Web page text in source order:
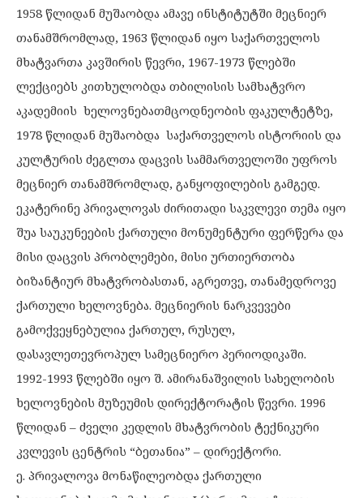
1958 წლიდან მუშაობდა ამავე ინსტიტუტში მეცნიერ
თანამშრომლად, 1963 წლიდან იყო საქართველოს
მხატვართა კავშირის წევრი, 1967-1973 წლებში
ლექციებს კითხულობდა თბილისის სამხატვრო
აკადემიის ხელოვნებათმცოდნეობის ფაკულტეტზე,
1978 წლიდან მუშაობდა საქართველოს ისტორიის და
კულტურის ძეგლთა დაცვის სამმართველოში უფროს
მეცნიერ თანამშრომლად, განყოფილების გამგედ.
ეკატერინე პრივალოვას ძირითადი საკვლევი თემა იყო
შუა საუკუნეების ქართული მონუმენტური ფერწერა და
მისი დაცვის პრობლემები, მისი ურთიერთობა
ბიზანტიურ მხატვრობასთან, აგრეთვე, თანამედროვე
ქართული ხელოვნება. მეცნიერის ნარკვევები
გამოქვეყნებულია ქართულ, რუსულ,
დასავლეთევროპულ სამეცნიერო პერიოდიკაში.
1992-1993 წლებში იყო შ. ამირანაშვილის სახელობის
ხელოვნების მუზეუმის დირექტორატის წევრი. 1996
წლიდან – ძველი კედლის მხატვრობის ტექნიკური
კვლევის ცენტრის “ბეთანია” – დირექტორი.
ე. პრივალოვა მონაწილეობდა ქართული